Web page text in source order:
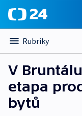
Rubriky
V
etapa
bytů